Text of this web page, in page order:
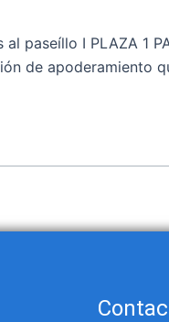
paseíllo I PLAZA 1
de apoderamiento